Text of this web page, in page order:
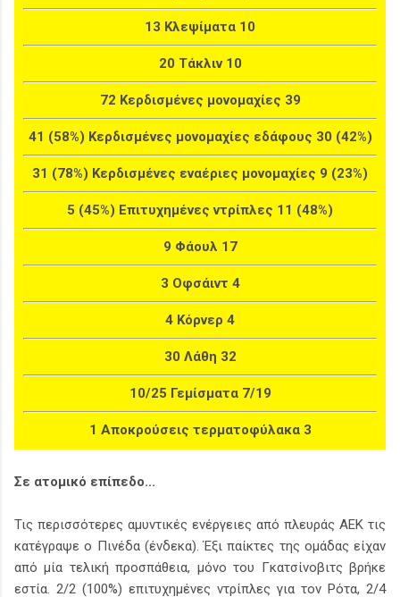
13 Κλεψίματα 10
20 Τάκλιν 10
72 Κερδισμένες μονομαχίες 39
41 (58%) Κερδισμένες μονομαχίες εδάφους 30 (42%)
31 (78%) Κερδισμένες εναέριες μονομαχίες 9 (23%)
5 (45%) Επιτυχημένες ντρίπλες 11 (48%)
9 Φάουλ 17
3 Οφσάιντ 4
4 Κόρνερ 4
30 Λάθη 32
10/25 Γεμίσματα 7/19
1 Αποκρούσεις τερματοφύλακα 3
Σε ατομικό επίπεδο...
Τις περισσότερες αμυντικές ενέργειες από πλευράς ΑΕΚ τις
κατέγραψε ο Πινέδα (ένδεκα). Έξι παίκτες της ομάδας είχαν
από μία τελική προσπάθεια, μόνο του Γκατσίνοβιτς βρήκε
εστία. 2/2 (100%) επιτυχημένες ντρίπλες για τον Ρότα, 2/4